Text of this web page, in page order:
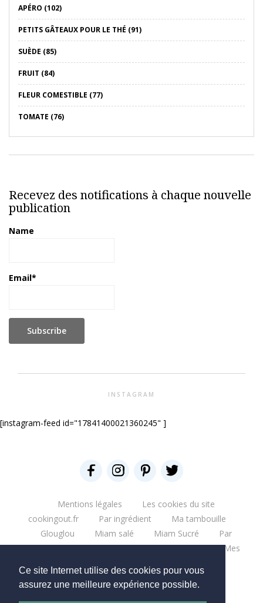
Ce site Internet utilise des cookies pour vous
assurez une meilleure expérience possible.
APÉRO (102)
PETITS GÂTEAUX POUR LE THÉ (91)
SUÈDE (85)
FRUIT (84)
FLEUR COMESTIBLE (77)
TOMATE (76)
Recevez des notifications à chaque nouvelle
publication
Name
Email*
INSTAGRAM
[instagram-feed id="17841400021360245" ]
Mentions légales
Les cookies du site
cookingout.fr
Par ingrédient
Ma tambouille
Glouglou
Miam salé Miam Sucré
Par
ingrédient
Mes aventures Bonne table
Mes
Mes moments pro
Mes chantiers